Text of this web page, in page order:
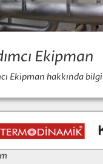
Ekipman
Ekipman hakkında bilgi